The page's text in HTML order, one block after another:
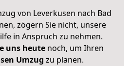
von Leverkusen nach Bad
zögern Sie nicht, unsere
in Anspruch zu nehmen.
uns heutenoch, um Ihren
Umzug zu planen.